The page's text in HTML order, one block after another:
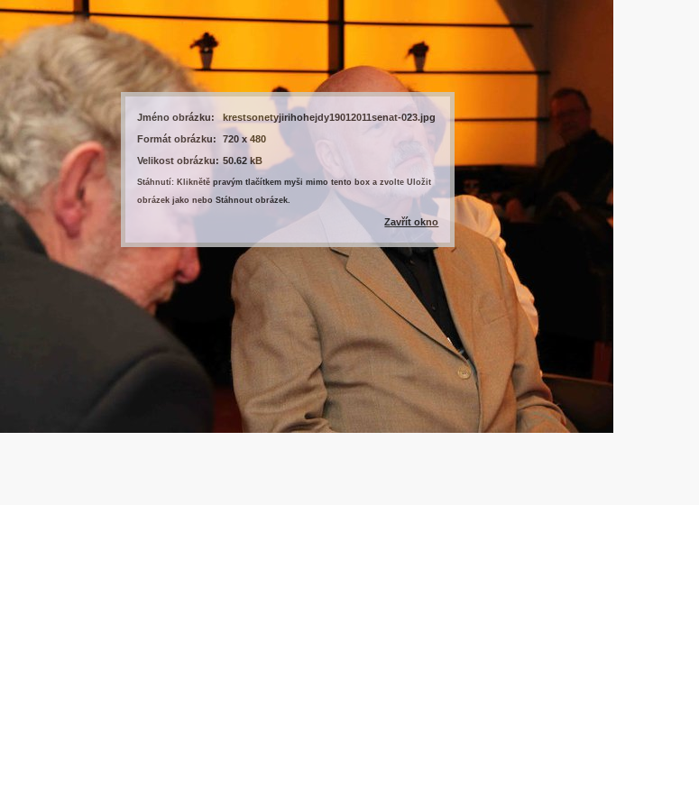
Jméno obrázku:
krestsonetyjirihohejdy19012011senat-023.jpg
Formát obrázku:
720 x 480
Velikost obrázku: 50.62 kB
Stáhnutí: Kliknětě pravým tlačítkem myši mimo tento box a zvolte Uložit
obrázek jako nebo Stáhnout obrázek.
Zavřít okno